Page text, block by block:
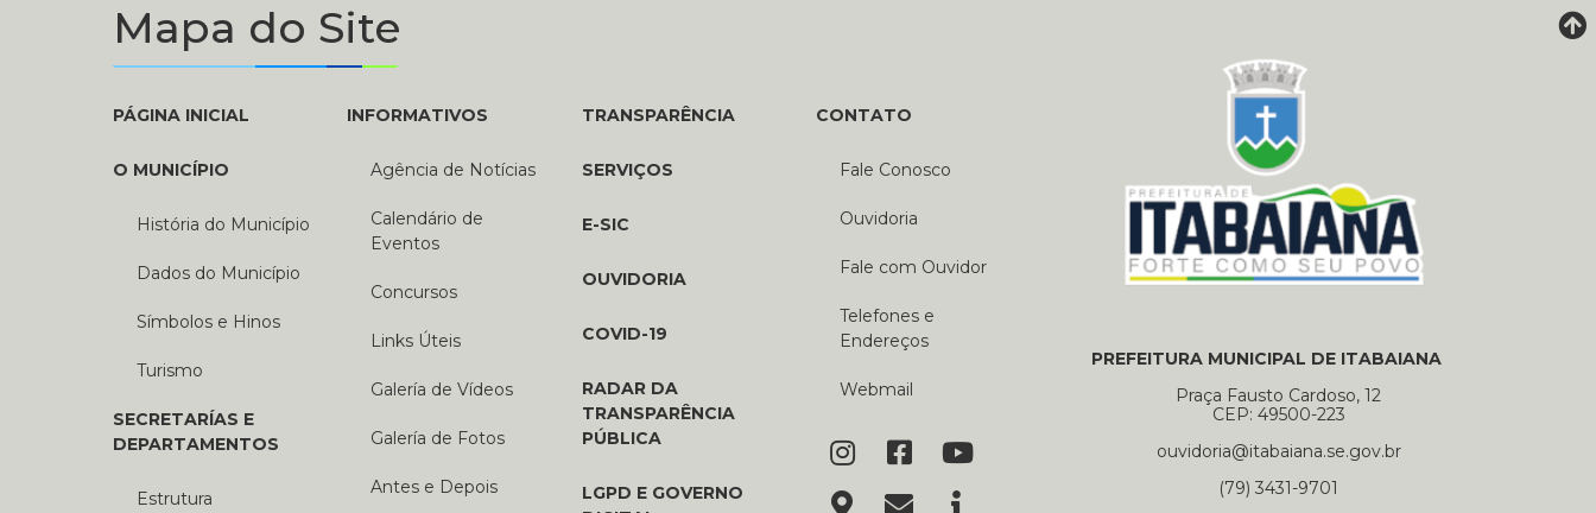
Mapa do Site
PÁGINA INICIAL
O MUNICÍPIO
História do Município
Dados do Município
Símbolos e Hinos
Turismo
SECRETARÍAS E
DEPARTAMENTOS
Estrutura
INFORMATIVOS
Agência de Notícias
Calendário de
Eventos
Concursos
Links Úteis
Galería de Vídeos
Galería de Fotos
Antes e Depois
TRANSPARÊNCIA
SERVIÇOS
E-SIC
OUVIDORIA
COVID-19
RADAR DA
TRANSPARÊNCIA
PÚBLICA
LGPD E GOVERNO
CONTATO
Fale Conosco
Ouvidoria
Fale com Ouvidor
Telefones e
Endereços
Webmail
PREFEITURA MUNICIPAL DE ITABAIANA
Praça Fausto Cardoso, 12
CEP: 49500-223
ouvidoria@itabaiana.se.gov.br
(79) 3431-9701